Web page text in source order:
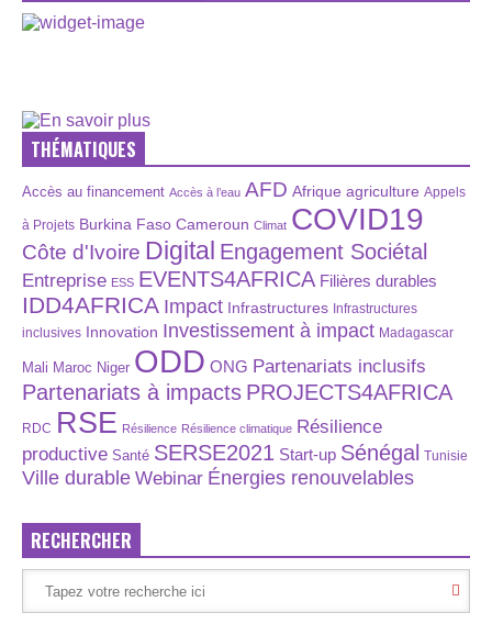
THÉMATIQUES
Accès au financement Accès à l’eau AFD Afrique agriculture Appels
à Projets Burkina Faso Cameroun Climat COVID19
Côte d'Ivoire Digital Engagement Sociétal
Entreprise ESS EVENTS4AFRICA Filières durables
IDD4AFRICA Impact Infrastructures Infrastructures
inclusives Innovation Investissement à impact Madagascar
Mali Maroc Niger ODD ONG Partenariats inclusifs
Partenariats à impacts PROJECTS4AFRICA
RDC RSE Résilience Résilience climatique Résilience
productive Santé SERSE2021 Start-up Sénégal Tunisie
Ville durable Webinar Énergies renouvelables
RECHERCHER